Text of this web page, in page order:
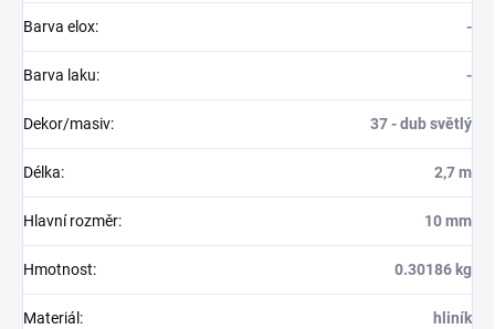
Barva elox: -
Barva laku: -
Dekor/masiv: 37 - dub světlý
Délka: 2,7 m
Hlavní rozměr: 10 mm
Hmotnost: 0.30186 kg
Materiál : hliník